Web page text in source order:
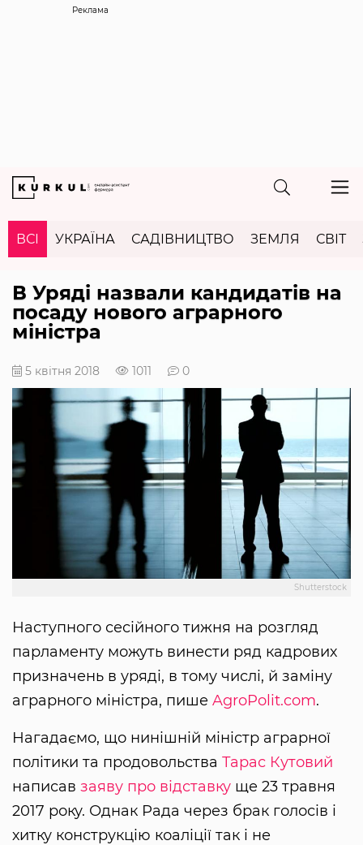
Реклама
ВСІ УКРАЇНА САДІВНИЦТВО ЗЕМЛЯ СВІТ
В Уряді назвали кандидатів на
посаду нового аграрного
міністра
5 квітня 2018 1011 0
Shutterstock
Наступного сесійного тижня на розгляд
парламенту можуть винести ряд кадрових
призначень в уряді, в тому числі, й заміну
аграрного міністра, пише AgroPolit.com.
Нагадаємо, що нинішній міністр аграрної
політики та продовольства Тарас Кутовий
написав заяву про відставку ще 23 травня
2017 року. Однак Рада через брак голосів і
хитку конструкцію коаліції так і не